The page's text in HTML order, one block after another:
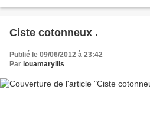
Ciste cotonneux .
Publié le 09/06/2012 à 23:42
Par louamaryllis